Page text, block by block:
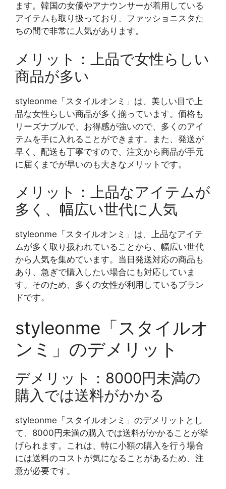
ます。韓国の女優やアナウンサーが着用している
アイテムも取り扱っており、ファッショニスタた
ちの間で非常に人気があります。
メリット：上品で女性らしい
商品が多い
styleonme「スタイルオンミ」は、美しい目で上
品な女性らしい商品が多く揃っています。価格も
リーズナブルで、お得感が強いので、多くのアイ
テムを手に入れることができます。また、発送が
早く、配送も丁寧ですので、注文から商品が手元
に届くまでが早いのも大きなメリットです。
メリット：上品なアイテムが
多く、幅広い世代に人気
styleonme「スタイルオンミ」は、上品なアイテ
ムが多く取り扱われていることから、幅広い世代
から人気を集めています。当日発送対応の商品も
あり、急ぎで購入したい場合にも対応していま
す。そのため、多くの女性が利用しているブラン
ドです。
styleonme「スタイルオ
ンミ」のデメリット
デメリット：8000円未満の
購入では送料がかかる
styleonme「スタイルオンミ」のデメリットとし
て、8000円未満の購入では送料がかかることが挙
げられます。これは、特に小額の購入を行う場合
には送料のコストが気になることがあるため、注
意が必要です。